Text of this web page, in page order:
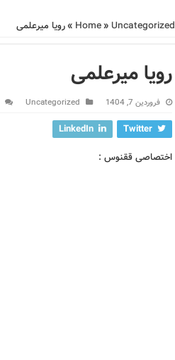
» Uncategorized
»رویا میرعلمی
رویا میرعلمی
فروردین 7, 1404 Uncategorized
Twitter
LinkedIn
اختصاصی ققنوس :